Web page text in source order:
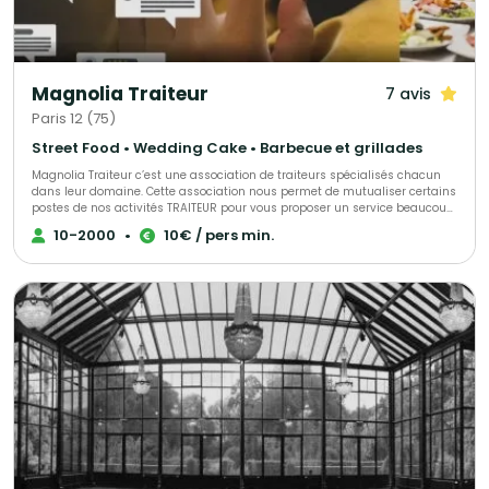
faire de votre événement un moment aussi délicieux qu’inoubliable.
Magnolia Traiteur 7 avis
Paris 12 (75)
Street Food • Wedding Cake • Barbecue et grillades
Magnolia Traiteur c’est une association de traiteurs spécialisés chacun
dans leur domaine. Cette association nous permet de mutualiser certains
postes de nos activités TRAITEUR pour vous proposer un service beaucoup
plus performant à tous les niveaux, LES AVANTAGES pour mieux vous
servir : - Un standard commun pour une réponse immédiate à vos
nous vous enverrons. - Une qualité de produits irréprochables (consulter
les centaines d’avis de nos clients sur Magnolia Traiteur) - Les achats de
matières premières de base mutualisées pour des coûts optimisés sur
nos devis - Des frais de publicité partagés pour descendre nos charges
fixes et vous proposer les meilleurs tarifs. - Une offre plus large avec un
seul interlocuteur « Magnolia Traiteur» - Des devis complet avec grâce à
nos partenaires « complémentaires » et spécialistes de l’événementiel,
avec toutes les options en complément que vous désirerez comme : Un
lieu, du matériel de location, de la sonorisation, du personnel de service,
un DJ, un photobooth, une location de verre, des jeux de lumières, etc… - Et
pour finir et surtout grâce à tout cela, vous l’aurez compris …des tarifs
attractifs pour la réalisation de votre événement !!! Magnolia Traiteur c’est
10-2000 • 10€ / pers min.